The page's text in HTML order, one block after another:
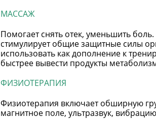
МАССАЖ
Помогает снять отек, уменьшить
стимулирует общие защитные силы
использовать как дополнение к
быстрее вывести продукты
ФИЗИОТЕРАПИЯ
Физиотерапия включает обширную
магнитное поле, ультразвук,